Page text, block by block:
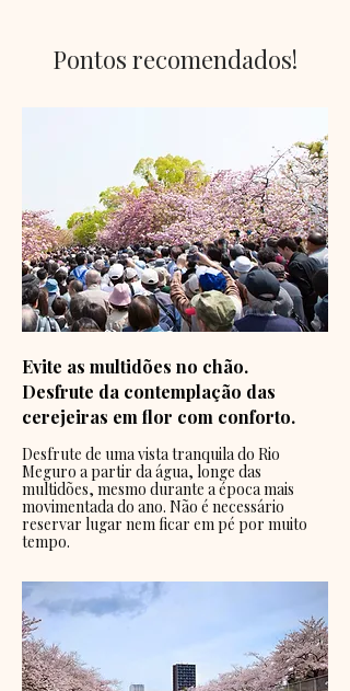
Pontos recomendados!
Evite as multidões no chão.
Desfrute da contemplação das
cerejeiras em flor com conforto.
Desfrute de uma vista tranquila do Rio
Meguro a partir da água, longe das
multidões, mesmo durante a época mais
movimentada do ano. Não é necessário
reservar lugar nem ficar em pé por muito
tempo.